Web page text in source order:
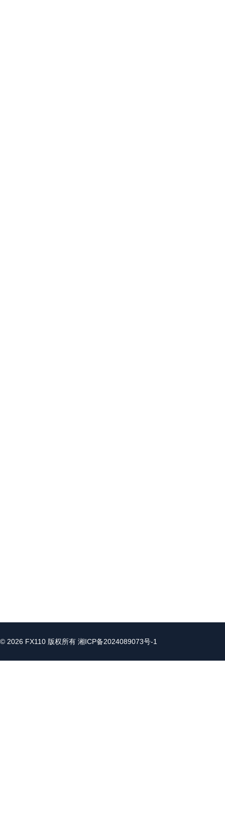
© 2026 FX110 版权所有 湘ICP备2024089073号-1